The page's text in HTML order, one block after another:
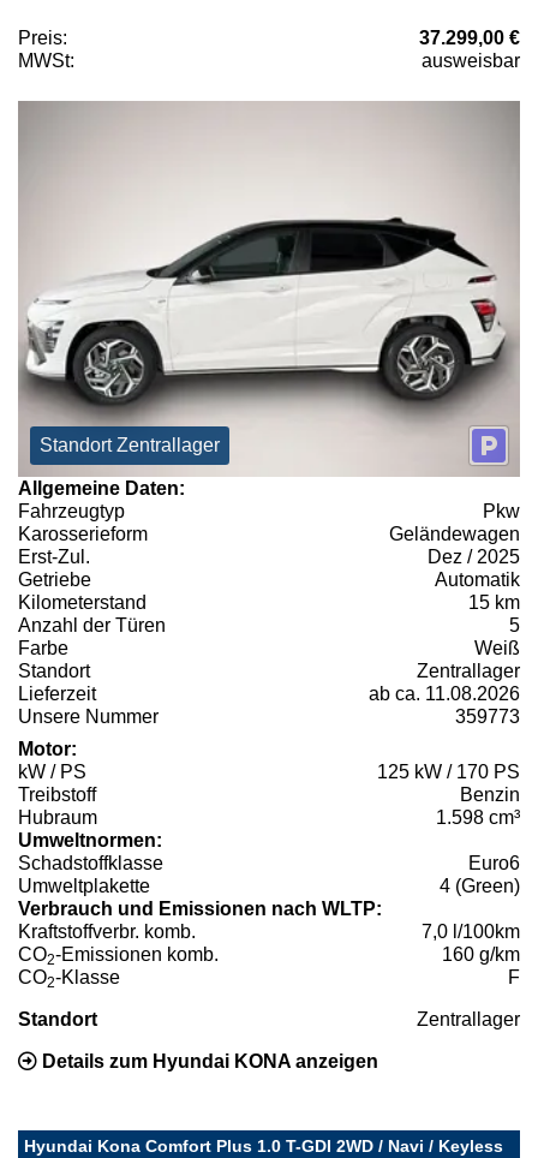
Preis:
37.299,00 €
MWSt:
ausweisbar
Standort Zentrallager
Allgemeine Daten:
Fahrzeugtyp
Pkw
Karosserieform
Geländewagen
Erst-Zul.
Dez / 2025
Getriebe
Automatik
Kilometerstand
15 km
Anzahl der Türen
5
Farbe
Weiß
Standort
Zentrallager
Lieferzeit
ab ca. 11.08.2026
Unsere Nummer
359773
Motor:
kW / PS
125 kW / 170 PS
Treibstoff
Benzin
Hubraum
1.598 cm³
Umweltnormen:
Schadstoffklasse
Euro6
Umweltplakette
4 (Green)
Verbrauch und Emissionen nach WLTP:
Kraftstoffverbr. komb.
7,0 l/100km
CO2-Emissionen komb.
160 g/km
CO2-Klasse F
Standort Zentrallager
Details zum Hyundai KONA anzeigen
Hyundai Kona Comfort Plus 1.0 T-GDI 2WD / Navi / Keyless